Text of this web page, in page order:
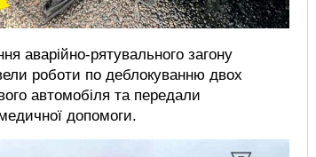
аварійно-рятувального загону
роботи по деблокуванню двох
автомобіля та передали
допомоги.